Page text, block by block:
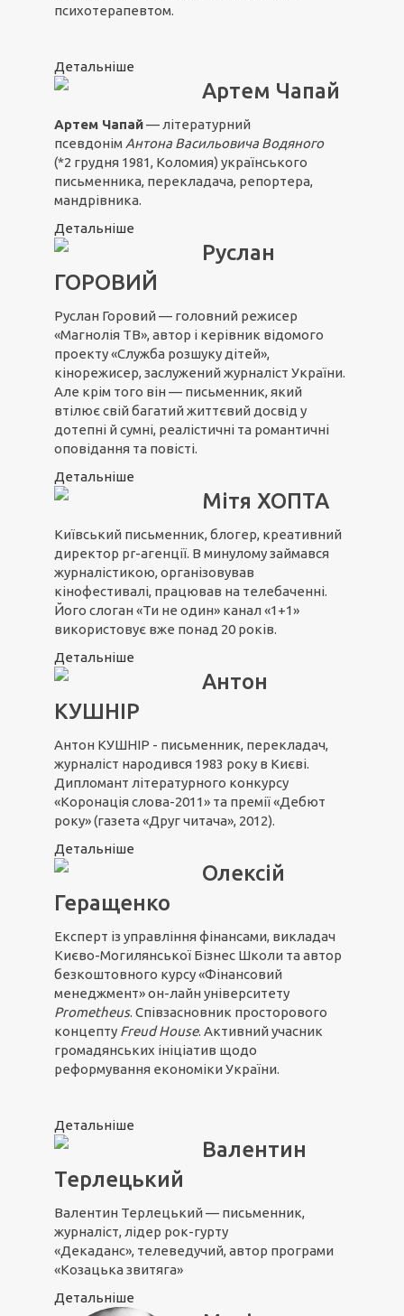
психотерапевтом.
Детальніше
Артем Чапай
Артем Чапай— літературний
псевдонім Антона Васильовича Водяного
(*2 грудня 1981, Коломия) українського
письменника, перекладача, репортера,
мандрівника.
Детальніше
Руслан
ГОРОВИЙ
Руслан Горовий — головний режисер
«Магнолія ТВ», автор і керівник відомого
проекту «Служба розшуку дітей»,
кінорежисер, заслужений журналіст України.
Але крім того він — письменник, який
втілює свій багатий життєвий досвід у
дотепні й сумні, реалістичні та романтичні
оповідання та повісті.
Детальніше
Мітя ХОПТА
Київський письменник, блогер, креативний
директор pr-агенції. В минулому займався
журналістикою, організовував
кінофестивалі, працював на телебаченні.
Його слоган «Ти не один» канал «1+1»
використовує вже понад 20 років.
Детальніше
Антон
КУШНІР
Антон КУШНІР - письменник, перекладач,
журналіст народився 1983 року в Києві.
Дипломант літературного конкурсу
«Коронація слова-2011» та премії «Дебют
року» (газета «Друг читача», 2012).
Детальніше
Олексій
Геращенко
Експерт із управління фінансами, викладач
Києво-Могилянської Бізнес Школи та автор
безкоштовного курсу «Фінансовий
менеджмент» он-лайн університету
Prometheus. Співзасновник просторового
концепту Freud House. Активний учасник
громадянських ініціатив щодо
реформування економіки України.
Детальніше
Валентин
Терлецький
Валентин Терлецький — письменник,
журналіст, лідер рок-гурту
«Декаданс», телеведучий, автор програми
«Козацька звитяга»
Детальніше